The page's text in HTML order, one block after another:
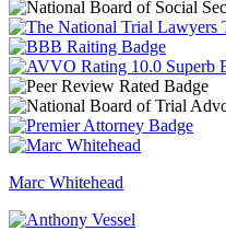
Marc Whitehead